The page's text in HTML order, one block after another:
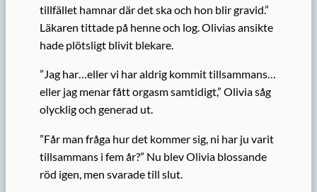
tillfället hamnar där det ska och hon blir gravid.”
Läkaren tittade på henne och log. Olivias ansikte
hade plötsligt blivit blekare.
”Jag har…eller vi har aldrig kommit tillsammans…
eller jag menar fått orgasm samtidigt,” Olivia såg
olycklig och generad ut.
”Får man fråga hur det kommer sig, ni har ju varit
tillsammans i fem år?” Nu blev Olivia blossande
röd igen, men svarade till slut.